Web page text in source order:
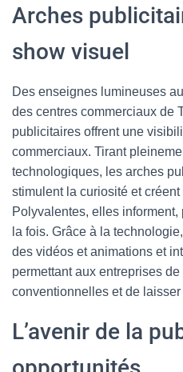
Arches
show visuel
Des enseignes lumineuses
des centres commerciaux de
publicitaires offrent une
commerciaux. Tirant
technologiques, les arches
stimulent la curiosité et
Polyvalentes, elles
la fois. Grâce à la
des vidéos et animations et
permettant aux entreprises
conventionnelles et de
L’avenir de la